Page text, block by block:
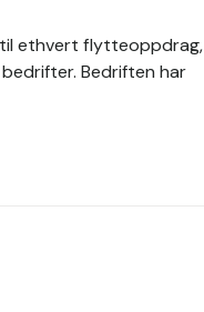
til ethvert flytteoppdrag,
Bedriften har